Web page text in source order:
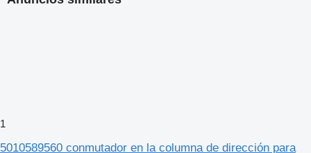
1
5010589560 conmutador en la columna de dirección para